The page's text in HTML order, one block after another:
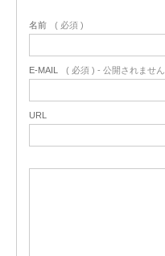
名前 ( 必須 )
E-MAIL ( 必須 ) - 公開されませ
URL